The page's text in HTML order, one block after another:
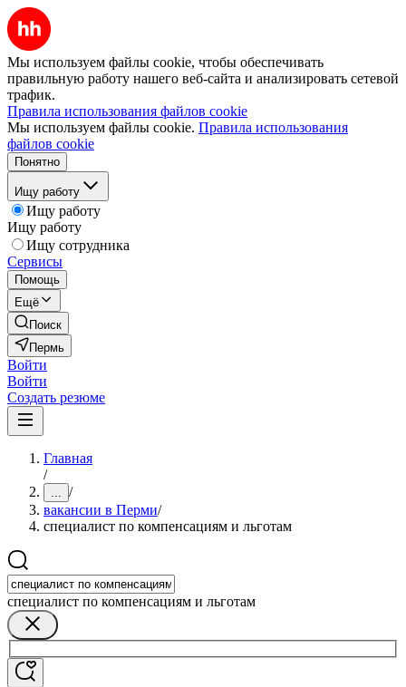
Мы используем файлы cookie, чтобы обеспечивать
правильную работу нашего веб-сайта и анализировать сетевой
трафик.
Правила использования файлов cookie
Мы используем файлы cookie. Правила использования
файлов cookie
Понятно
Ищу работу
Ищу работу
Ищу работу
Ищу сотрудника
Сервисы
Помощь
Ещё
Поиск
Пермь
Войти
Войти
Создать резюме
Главная
/
... /
вакансии в Перми/
специалист по компенсациям и льготам
специалист по компенсациям и льготам